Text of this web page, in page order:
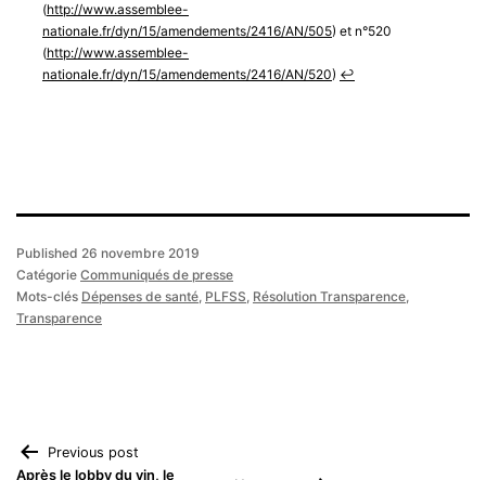
(http://www.assemblee-
nationale.fr/dyn/15/amendements/2416/AN/505) et n°520
(http://www.assemblee-
nationale.fr/dyn/15/amendements/2416/AN/520) ↩︎
Published 26 novembre 2019
Catégorie Communiqués de presse
Mots-clés Dépenses de santé PLFSS Résolution Transparence
Transparence
Navigation
Previous post
Après le lobby du vin, le